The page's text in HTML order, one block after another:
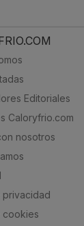
Editoriales
Caloryfrio.com
nosotros
privacidad
cookies